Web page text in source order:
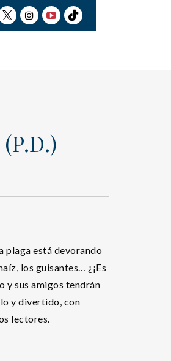
plaga está devorando
los guisantes… ¿¡Es
y sus amigos tendrán
y divertido, con
lectores.